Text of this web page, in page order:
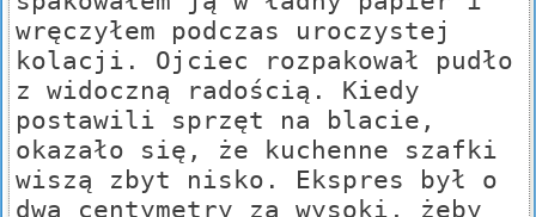
wręczyłem podczas uroczystej
kolacji. Ojciec rozpakował pudło
z widoczną radością. Kiedy
postawili sprzęt na blacie,
okazało się, że kuchenne szafki
wiszą zbyt nisko. Ekspres był o
dwa centymetry za wysoki, żeby